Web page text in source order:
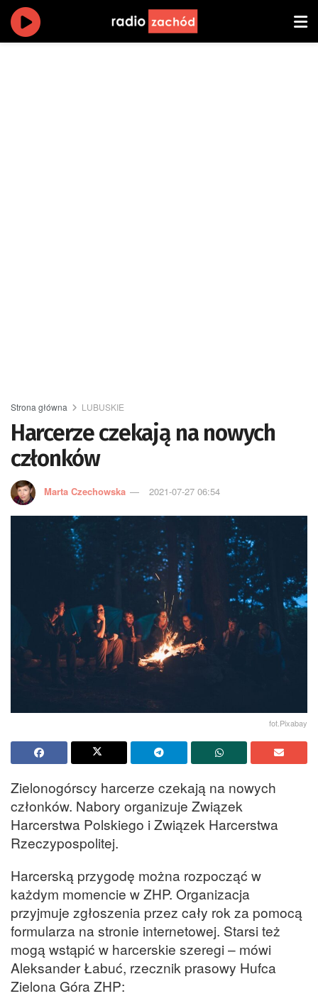
Strona główna LUBUSKIE
Harcerze czekają na nowych
członków
Marta Czechowska 2021-07-27 06:54
fot.Pixabay
Zielonogórscy harcerze czekają na nowych
członków. Nabory organizuje Związek
Harcerstwa Polskiego i Związek Harcerstwa
Rzeczypospolitej.
Harcerską przygodę można rozpocząć w
każdym momencie w ZHP. Organizacja
przyjmuje zgłoszenia przez cały rok za pomocą
formularza na stronie internetowej. Starsi też
mogą wstąpić w harcerskie szeregi – mówi
Aleksander Łabuć, rzecznik prasowy Hufca
Zielona Góra ZHP: